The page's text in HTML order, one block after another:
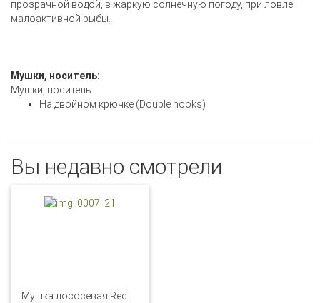
прозрачной водой, в жаркую солнечную погоду, при ловле
малоактивной рыбы.
Мушки, носитель:
Мушки, носитель:
На двойном крючке (Double hooks)
Вы недавно смотрели
Мушка лососевая Red